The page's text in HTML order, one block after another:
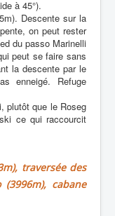
à 45°).
Descente sur la
on peut rester
du passo Marinelli
peut se faire sans
la descente par le
enneigé. Refuge
plutôt que le Roseg
ce qui raccourcit
traversée des
cabane